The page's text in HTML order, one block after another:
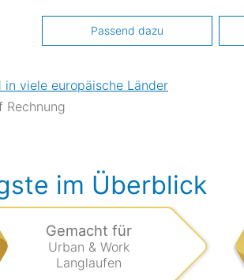
Passend dazu
in viele europäische Länder
Rechnung
im Überblick
Gemacht für
Urban & Work
Langlaufen